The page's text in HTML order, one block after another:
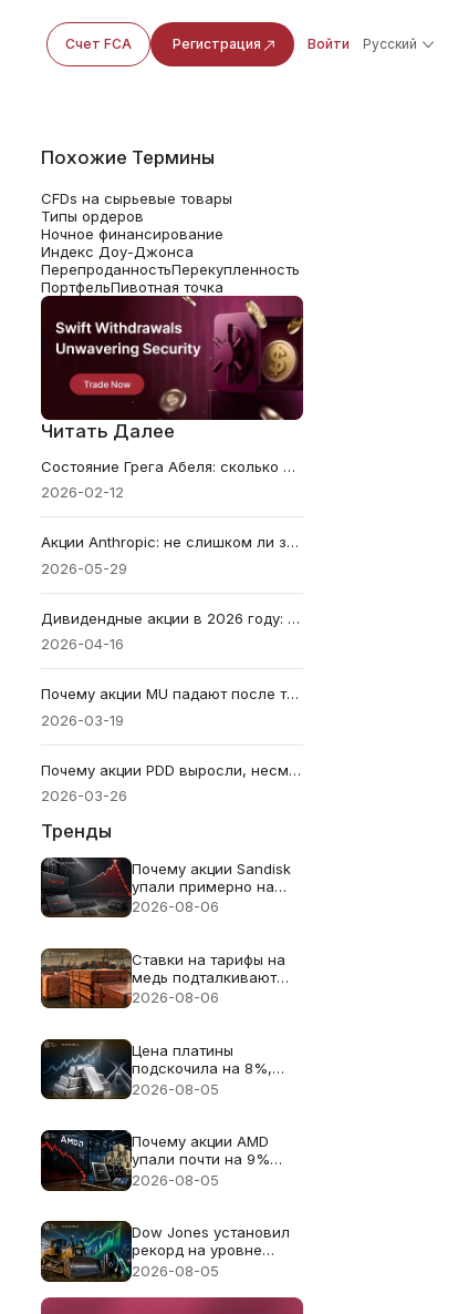
Счет FCA Регистрация Войти Русский
Похожие Термины
CFDs на сырьевые товары
Типы ордеров
Ночное финансирование
Индекс Доу-Джонса
ПерепроданностьПерекупленность
ПортфельПивотная точка
Читать Далее
Состояние Грега Абеля: сколько стоит преемник Баффетта
2026-02-12
Акции Anthropic: не слишком ли завышена её оценка в $965B перед IPO?
2026-05-29
Дивидендные акции в 2026 году: источник дохода или ловушка стоимости?
2026-04-16
Почему акции MU падают после того, как Micron превысила прогнозы по прибыли?
2026-03-19
Почему акции PDD выросли, несмотря на промах по прибыли?
2026-03-26
Тренды
Почему акции Sandisk
упали примерно на
13% несмотря на
2026-08-06
Ставки на тарифы на
медь подталкивают
цену меди к рекорду
2026-08-06
Цена платины
подскочила на 8%,
поскольку дефицит
внимания
2026-08-05
Почему акции AMD
упали почти на 9%
несмотря на
2026-08-05
Dow Jones установил
рекорд на уровне
54,085: Caterpillar дал
рост, падение цен на
2026-08-05